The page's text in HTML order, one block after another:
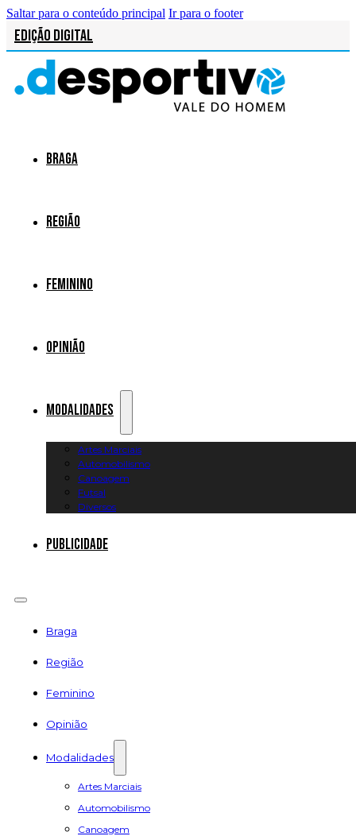
Saltar para o conteúdo principal Ir para o footer
Edição Digital
Braga
Região
Feminino
Opinião
Modalidades
Artes Marciais
Automobilismo
Canoagem
Futsal
Diversos
Publicidade
Braga
Região
Feminino
Opinião
Modalidades
Artes Marciais
Automobilismo
Canoagem